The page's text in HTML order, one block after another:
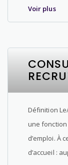
Voir plus
Définition
une fonction
d’emploi. À
d’accueil :